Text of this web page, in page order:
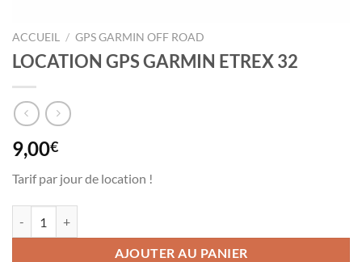
ACCUEIL / GPS GARMIN OFF ROAD
LOCATION GPS GARMIN ETREX 32
9,00€
Tarif par jour de location !
AJOUTER AU PANIER